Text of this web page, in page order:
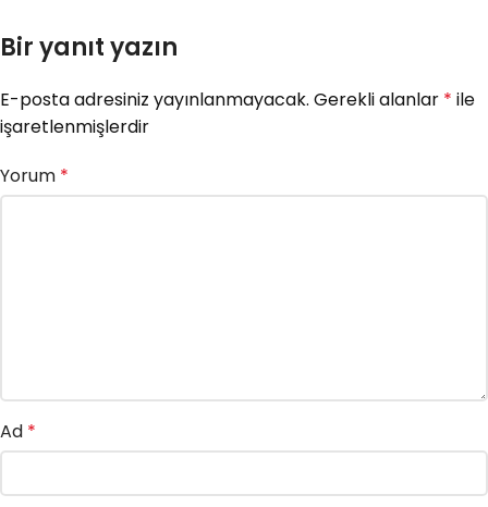
Bir yanıt yazın
E-posta adresiniz yayınlanmayacak. Gerekli alanlar * ile
işaretlenmişlerdir
Yorum *
Ad *